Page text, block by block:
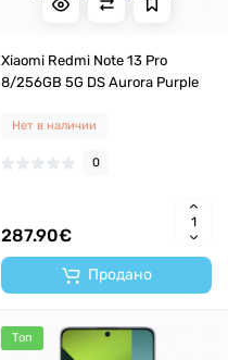
Xiaomi Redmi Note 13 Pro
8/256GB 5G DS Aurora Purple
Нет в наличии
0
287.90€
Продано
Топ